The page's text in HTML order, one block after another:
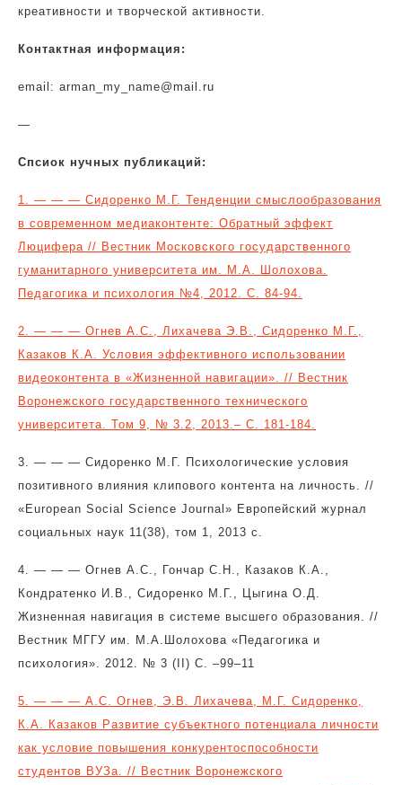
креативности и творческой активности.
Контактная информация:
email: arman_my_name@mail.ru
—
Спсиок нучных публикаций:
1. — — — Сидоренко М.Г. Тенденции смыслообразования
в современном медиаконтенте: Обратный эффект
Люцифера // Вестник Московского государственного
гуманитарного университета им. М.А. Шолохова.
Педагогика и психология №4, 2012. С. 84-94.
2. — — — Огнев А.С., Лихачева Э.В., Сидоренко М.Г.,
Казаков К.А. Условия эффективного использовании
видеоконтента в «Жизненной навигации». // Вестник
Воронежского государственного технического
университета. Том 9, № 3.2, 2013.– С. 181-184.
3. — — — Сидоренко М.Г. Психологические условия
позитивного влияния клипового контента на личность. //
«European Social Science Journa » Европейский журнал
социальных наук 11(38), том 1, 2013 с.
4. — — — Огнев А.С., Гончар С.Н., Казаков К.А.,
Кондратенко И.В., Сидоренко М.Г., Цыгина О.Д.
Жизненная навигация в системе высшего образования. //
Вестник МГГУ им. М.А.Шолохова «Педагогика и
психология». 2012. № 3 (II) С. –99–11
5. — — — А.С. Огнев, Э.В. Лихачева, М.Г. Сидоренко,
К.А. Казаков Развитие субъектного потенциала личности
как условие повышения конкурентоспособности
студентов ВУЗа. // Вестник Воронежского